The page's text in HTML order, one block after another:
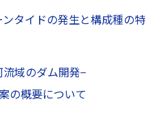
タイドの発生と構成種の特
域のダム開発−
の概要について